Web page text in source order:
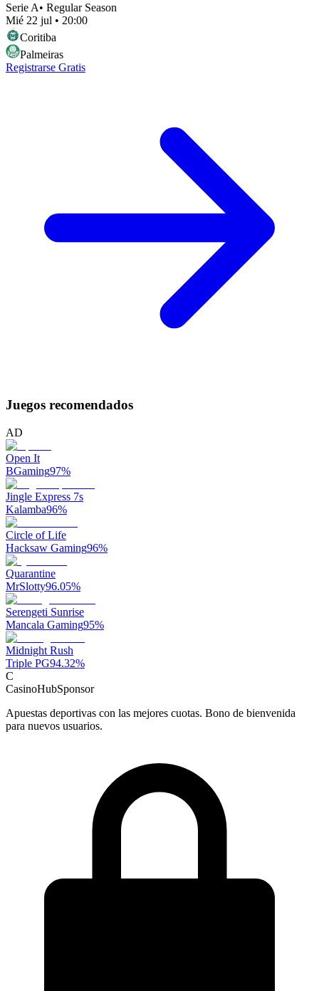
Serie A• Regular Season
Mié 22 jul • 20:00
Coritiba
Palmeiras
Registrarse Gratis
Juegos recomendados
AD
Open It
BGaming97%
Jingle Express 7s
Kalamba96%
Circle of Life
Hacksaw Gaming96%
Quarantine
MrSlotty96.05%
Serengeti Sunrise
Mancala Gaming95%
Midnight Rush
Triple PG94.32%
C
CasinoHubSponsor
Apuestas deportivas con las mejores cuotas. Bono de bienvenida
para nuevos usuarios.